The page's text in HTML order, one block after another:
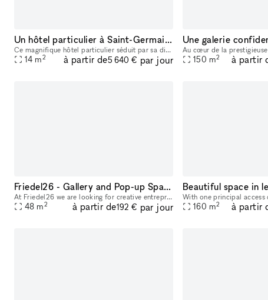
Un hôtel particulier à Saint-Germain des Près
Ce magnifique hôtel particulier séduit par sa disposition élégante, sa finesse ornementale, la beauté naturelle de son jardin privé. Un havre de paix atypique et envoûtant au coeur de Paris, dont les
14 m2 à partir de5 640 € par jour 150 m2 à partir
Friedel26 - Gallery and Pop-up Space
At Friedel26 we are looking for creative entrepreneurs, artists and designers - right in the pulsating heart of the Reuterkiez in Berlin, a lively, diverse and inspiring area. The large space can be
48 m2 à partir de192 € par jour
Beautiful space in
160 m2 à partir